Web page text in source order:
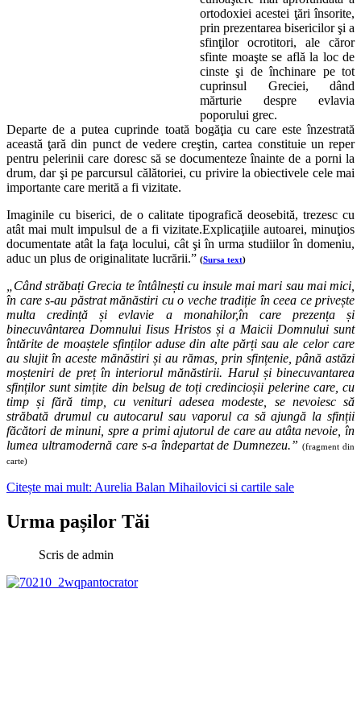
ortodoxiei acestei ţări însorite,
prin prezentarea bisericilor şi a
sfinţilor ocrotitori, ale căror
sfinte moaşte se află la loc de
cinste şi de închinare pe tot
cuprinsul Greciei, dând
mărturie despre evlavia
poporului grec.
Departe de a putea cuprinde toată bogăţia cu care este înzestrată
această ţară din punct de vedere creştin, cartea constituie un reper
pentru pelerinii care doresc să se documenteze înainte de a porni la
drum, dar şi pe parcursul călătoriei, cu privire la obiectivele cele mai
importante care merită a fi vizitate.
Imaginile cu biserici, de o calitate tipografică deosebită, trezesc cu
atât mai mult impulsul de a fi vizitate.Explicaţiile autoarei, minuţios
documentate atât la faţa locului, cât şi în urma studiilor în domeniu,
aduc un plus de originalitate lucrării.” (Sursa text)
„Când străbați Grecia te întâlnești cu insule mai mari sau mai mici,
în care s-au păstrat mănăstiri cu o veche tradiție în ceea ce privește
multa credință și evlavie a monahilor,în care prezența și
binecuvântarea Domnului Iisus Hristos și a Maicii Domnului sunt
întărite de moaștele sfinților aduse din alte părți sau ale celor care
au slujit în aceste mănăstiri și au rămas, prin sfințenie, până astăzi
moșteniri de preț în interiorul mănăstirii. Harul și binecuvantarea
sfinților sunt simțite din belsug de toți credincioșii pelerine care, cu
timp și fără timp, cu venituri adesea modeste, se nevoiesc să
străbată drumul cu autocarul sau vaporul ca să ajungă la sfinții
făcători de minuni, spre a primi ajutorul de care au atâta nevoie, în
lumea ultramodernă care s-a îndepartat de Dumnezeu.”(fragment din
carte)
Citește mai mult: Aurelia Balan Mihailovici si cartile sale
Urma pașilor Tăi
Scris de admin